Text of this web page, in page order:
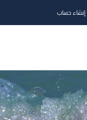
إنشاء حساب